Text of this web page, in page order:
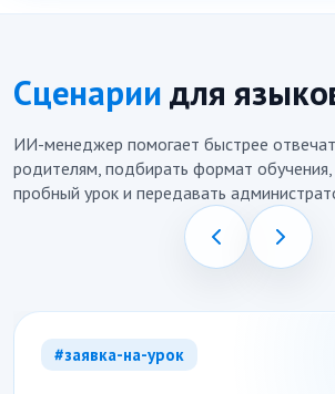
Сценариидля
ИИ-менеджер помогает быстрее
родителям, подбирать формат обучения,
пробный урок и передавать
#заявка-на-урок